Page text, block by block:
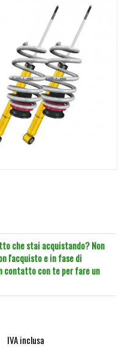
che stai acquistando? Non
l'acquisto e in fase di
contatto con te per fare un
IVA inclusa